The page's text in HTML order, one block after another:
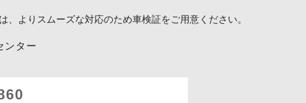
、よりスムーズな対応のため車検証をご用意ください。
ンター